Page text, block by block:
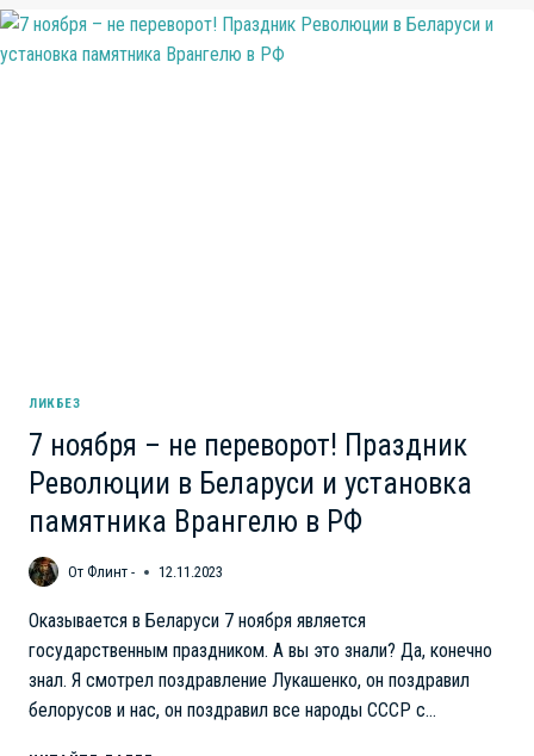
ЛИКБЕЗ
7 ноября – не переворот! Праздник
Революции в Беларуси и установка
памятника Врангелю в РФ
От Флинт - 12.11.2023
Оказывается в Беларуси 7 ноября является
государственным праздником. А вы это знали? Да, конечно
знал. Я смотрел поздравление Лукашенко, он поздравил
белорусов и нас, он поздравил все народы СССР с…